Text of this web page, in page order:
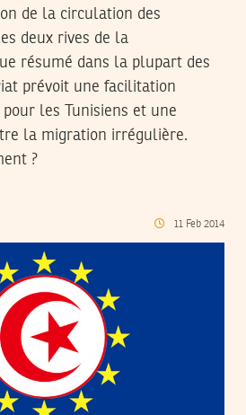
de la circulation des
deux rives de la
résumé dans la plupart des
prévoit une facilitation
pour les Tunisiens et une
la migration irrégulière.
?
11 Feb 2014